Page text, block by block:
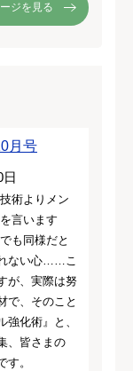
ジを見る
月号
術よりメン
言います
も同様だと
ない心……こ
が、実際は努
で、そのこと
化術』と、
、皆さまの
す。